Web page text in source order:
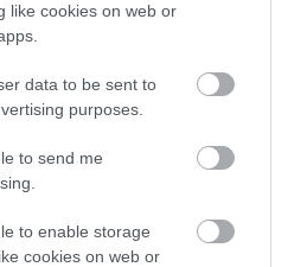
like cookies on web or
data to be sent to
purposes.
to send me
to enable storage
cookies on web or
Land Rover Defender,